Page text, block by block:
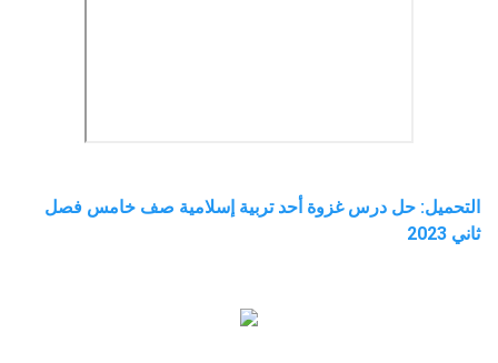
التحميل: حل درس غزوة أحدتربيةإسلامية صف خامس فصل
ثاني 2023